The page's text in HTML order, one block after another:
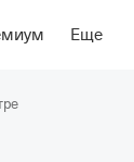
Еще
Об отеле